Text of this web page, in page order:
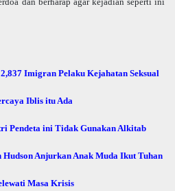
Imigran Pelaku Kejahatan Seksual
Iblis itu Ada
Pendeta ini Tidak Gunakan Alkitab
Anjurkan Anak Muda Ikut Tuhan
Masa Krisis